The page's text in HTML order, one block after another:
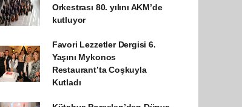
Orkestrası 80. yılını AKM’de
kutluyor
Favori Lezzetler Dergisi 6.
Yaşını Mykonos
Restaurant’ta Coşkuyla
Kutladı